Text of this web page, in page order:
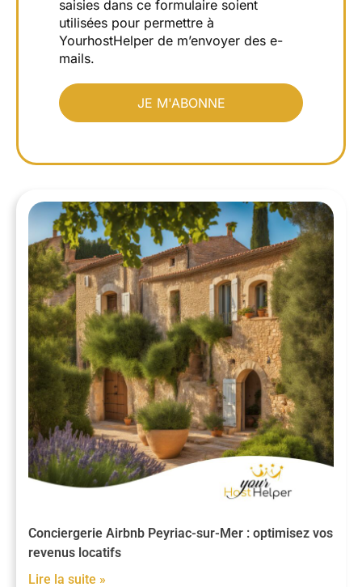
saisies dans ce formulaire soient
utilisées pour permettre à
YourhostHelper de m’envoyer des e-
mails.
Conciergerie Airbnb Peyriac-sur-Mer : optimisez vos
revenus locatifs
Lire la suite »